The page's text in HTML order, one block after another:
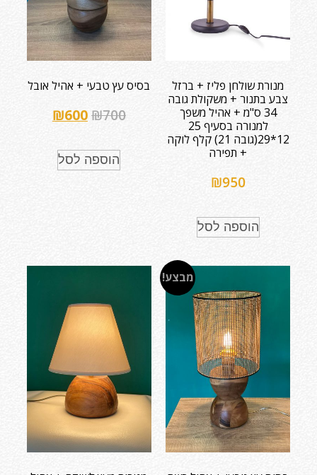
מנורת שולחן פליז + ברזל
צבע בתנור + משקולת גובה
34 ס"מ + אהיל משפך
למנורה בסעיף 25
12*29(גובה 21) קלף לוקה
+ תפירה
₪950
הוספה לסל
בסיס עץ טבעי + אהיל אובל
₪700
₪600
הוספה לסל
מבצע!